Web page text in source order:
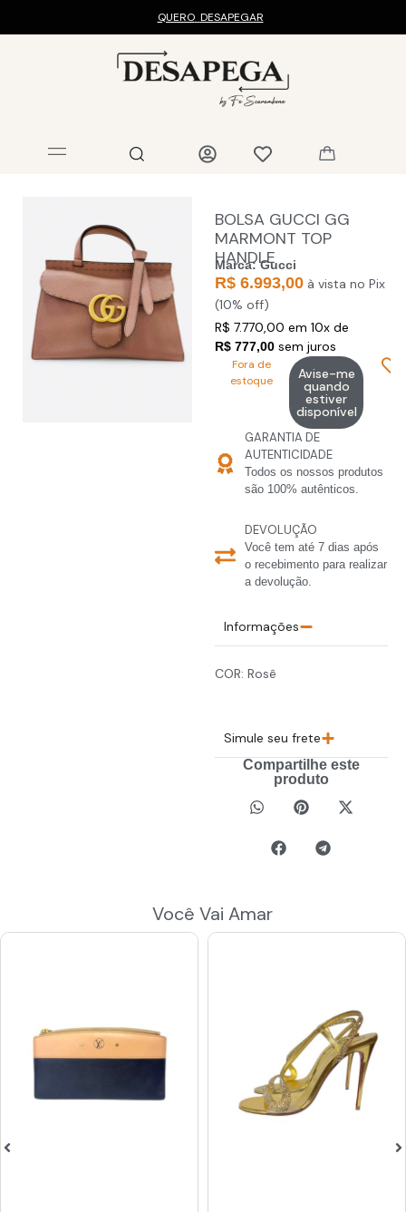
QUERO DESAPEGAR
BOLSA GUCCI GG
MARMONT TOP
HANDLE
Marca:Gucci
R$ 6.993,00à vista no Pix
(10% off)
R$ 7.770,00 em 10x de
R$ 777,00sem juros
Fora de
estoque
Avise-me
quando
estiver
disponível
GARANTIA DE
AUTENTICIDADE
Todos os nossos produtos
são 100% autênticos.
DEVOLUÇÃO
Você tem até 7 dias após
o recebimento para realizar
a devolução.
Informações
COR: Rosê
Simule seu frete
Compartilhe este
produto
Você Vai Amar